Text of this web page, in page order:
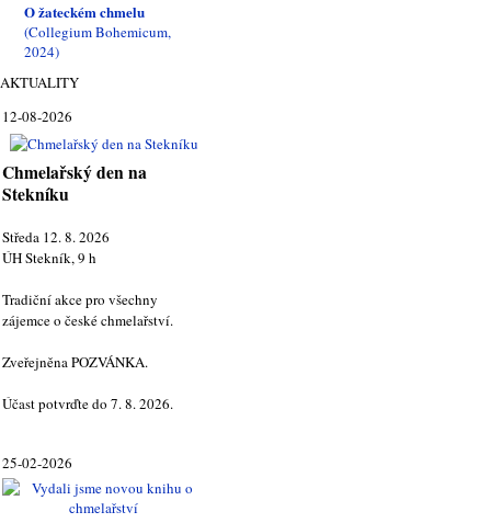
O žateckém chmelu
(Collegium Bohemicum,
2024)
AKTUALITY
12-08-2026
Chmelařský den na
Stekníku
Středa 12. 8. 2026
ÚH Stekník, 9 h
Tradiční akce pro všechny
zájemce o české chmelařství.
Zveřejněna POZVÁNKA.
Účast potvrďte do 7. 8. 2026.
25-02-2026